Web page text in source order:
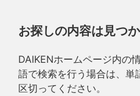
お探しの内容は見つ
DAIKENホームページ内の
語で検索を行う場合は、単
区切ってください。